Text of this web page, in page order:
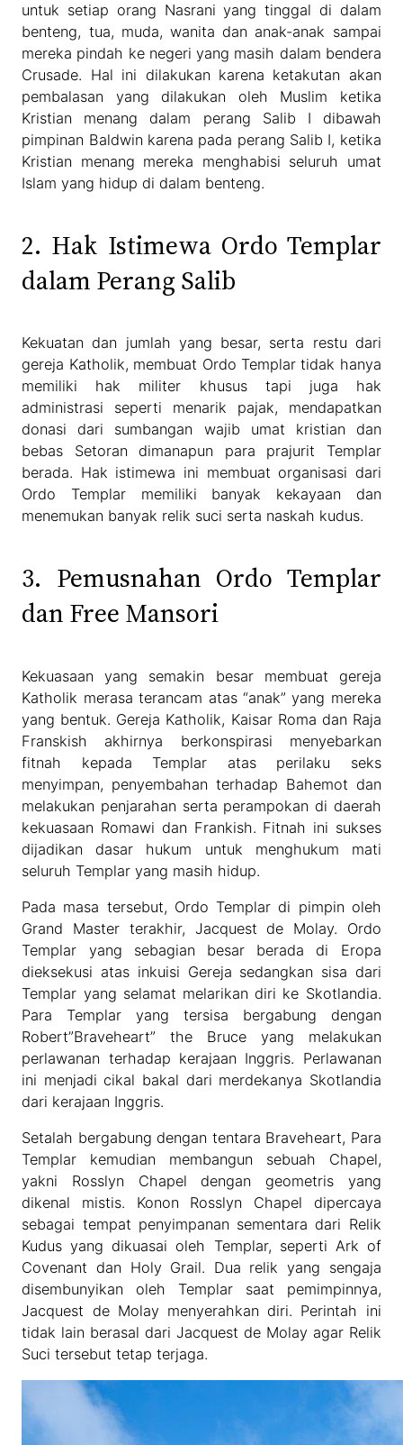
untuk setiap orang Nasrani yang tinggal di dalam
benteng, tua, muda, wanita dan anak-anak sampai
mereka pindah ke negeri yang masih dalam bendera
Crusade. Hal ini dilakukan karena ketakutan akan
pembalasan yang dilakukan oleh Muslim ketika
Kristian menang dalam perang Salib I dibawah
pimpinan Baldwin karena pada perang Salib I, ketika
Kristian menang mereka menghabisi seluruh umat
Islam yang hidup di dalam benteng.
2. Hak Istimewa Ordo Templar
dalam Perang Salib
Kekuatan dan jumlah yang besar, serta restu dari
gereja Katholik, membuat Ordo Templar tidak hanya
memiliki hak militer khusus tapi juga hak
administrasi seperti menarik pajak, mendapatkan
donasi dari sumbangan wajib umat kristian dan
bebas Setoran dimanapun para prajurit Templar
berada. Hak istimewa ini membuat organisasi dari
Ordo Templar memiliki banyak kekayaan dan
menemukan banyak relik suci serta naskah kudus.
3. Pemusnahan Ordo Templar
dan Free Mansori
Kekuasaan yang semakin besar membuat gereja
Katholik merasa terancam atas “anak” yang mereka
yang bentuk. Gereja Katholik, Kaisar Roma dan Raja
Franskish akhirnya berkonspirasi menyebarkan
fitnah kepada Templar atas perilaku seks
menyimpan, penyembahan terhadap Bahemot dan
melakukan penjarahan serta perampokan di daerah
kekuasaan Romawi dan Frankish. Fitnah ini sukses
dijadikan dasar hukum untuk menghukum mati
seluruh Templar yang masih hidup.
Pada masa tersebut, Ordo Templar di pimpin oleh
Grand Master terakhir, Jacquest de Molay. Ordo
Templar yang sebagian besar berada di Eropa
dieksekusi atas inkuisi Gereja sedangkan sisa dari
Templar yang selamat melarikan diri ke Skotlandia.
Para Templar yang tersisa bergabung dengan
Robert”Braveheart” the Bruce yang melakukan
perlawanan terhadap kerajaan Inggris. Perlawanan
ini menjadi cikal bakal dari merdekanya Skotlandia
dari kerajaan Inggris.
Setalah bergabung dengan tentara Braveheart, Para
Templar kemudian membangun sebuah Chapel,
yakni Rosslyn Chapel dengan geometris yang
dikenal mistis. Konon Rosslyn Chapel dipercaya
sebagai tempat penyimpanan sementara dari Relik
Kudus yang dikuasai oleh Templar, seperti Ark of
Covenant dan Holy Grail. Dua relik yang sengaja
disembunyikan oleh Templar saat pemimpinnya,
Jacquest de Molay menyerahkan diri. Perintah ini
tidak lain berasal dari Jacquest de Molay agar Relik
Suci tersebut tetap terjaga.